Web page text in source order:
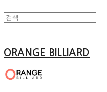
ORANGE BILLIARD